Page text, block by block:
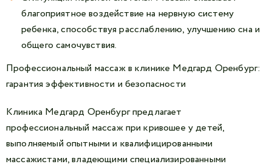
благоприятное воздействие на нервную систему
ребенка, способствуя расслаблению, улучшению сна и
общего самочувствия.
Профессиональный массаж в клинике Медгард Оренбург:
гарантия эффективности и безопасности
Клиника Медгард Оренбург предлагает
профессиональный массаж при кривошее у детей,
выполняемый опытными и квалифицированными
массажистами, владеющими специализированными